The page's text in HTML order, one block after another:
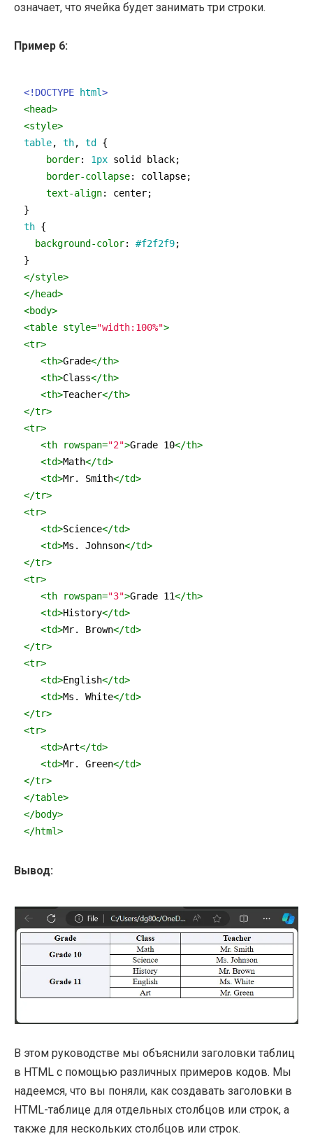
означает, что ячейка будет занимать три строки.
Пример 6:
<!DOCTYPE html>
<head>
<style>
table, th, td
{
border: 1px solid black;
border-collapse: collapse;
text-align: center;
th {
background-color: #f2f2f9;
</style>
</head>
<body>
<table style="width:100%">
<tr>
<th>Grade</th>
<th>Class</th>
<th>Teacher</th>
</tr>
<tr>
<th rowspan="2">Grade 10</th>
<td>Math</td>
<td>Mr. Smith</td>
</tr>
<tr>
<td>Science</td>
<td>Ms. Johnson</td>
</tr>
<tr>
<th rowspan="3">Grade 11</th>
<td>History</td>
<td>Mr. Brown</td>
</tr>
<tr>
<td>English</td>
<td>Ms. White</td>
</tr>
<tr>
<td>Art</td>
<td>Mr. Green</td>
</tr>
</table>
</body>
</html>
Вывод:
В этом руководстве мы объяснили заголовки таблиц
в HTML с помощью различных примеров кодов. Мы
надеемся, что вы поняли, как создавать заголовки в
HTML-таблице для отдельных столбцов или строк, а
также для нескольких столбцов или строк.